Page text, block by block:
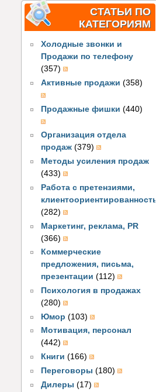
СТАТЬИ ПО
КАТЕГОРИЯМ
Холодные звонки и
Продажи по телефону
(357)
Активные продажи (358)
Продажные фишки (440)
Организация отдела
продаж (379)
Методы усиления продаж
(433)
Работа с претензиями,
клиентоориентированность
(282)
Маркетинг, реклама, PR
(366)
Коммерческие
предложения, письма,
презентации (112)
Психология в продажах
(280)
Юмор (103)
Мотивация, персонал
(442)
Книги (166)
Переговоры (180)
Дилеры (17)